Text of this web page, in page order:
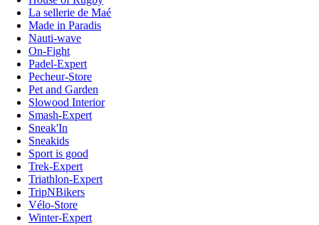
La sellerie de Maé
Made in Paradis
Nauti-wave
On-Fight
Padel-Expert
Pecheur-Store
Pet and Garden
Slowood Interior
Smash-Expert
Sneak'In
Sneakids
Sport is good
Trek-Expert
Triathlon-Expert
TripNBikers
Vélo-Store
Winter-Expert